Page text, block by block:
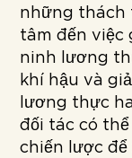
những thách
tâm đến việc
ninh lương
khí hậu và
lương thực
đối tác có
chiến lược